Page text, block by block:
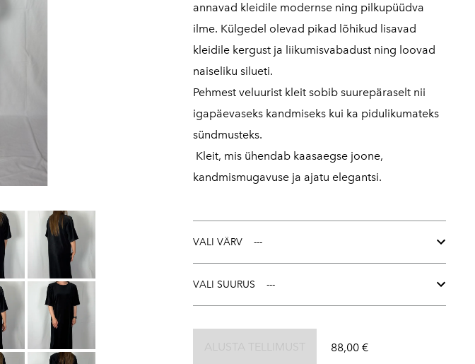
annavad kleidile modernse ning pilkupüüdva
ilme. Külgedel olevad pikad lõhikud lisavad
kleidile kergust ja liikumisvabadust ning loovad
naiseliku silueti.
Pehmest veluurist kleit sobib suurepäraselt nii
igapäevaseks kandmiseks kui ka pidulikumateks
sündmusteks.
Kleit, mis ühendab kaasaegse joone,
kandmismugavuse ja ajatu elegantsi.
VALI VÄRV
VALI SUURUS
88,00 €